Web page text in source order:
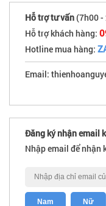
Hỗ trợ tư vấn (7h00 -
Hỗ trợ khách hàng:
Hotline mua hàng:
Email:
Đăng ký nhận email
Nhập email để nhận